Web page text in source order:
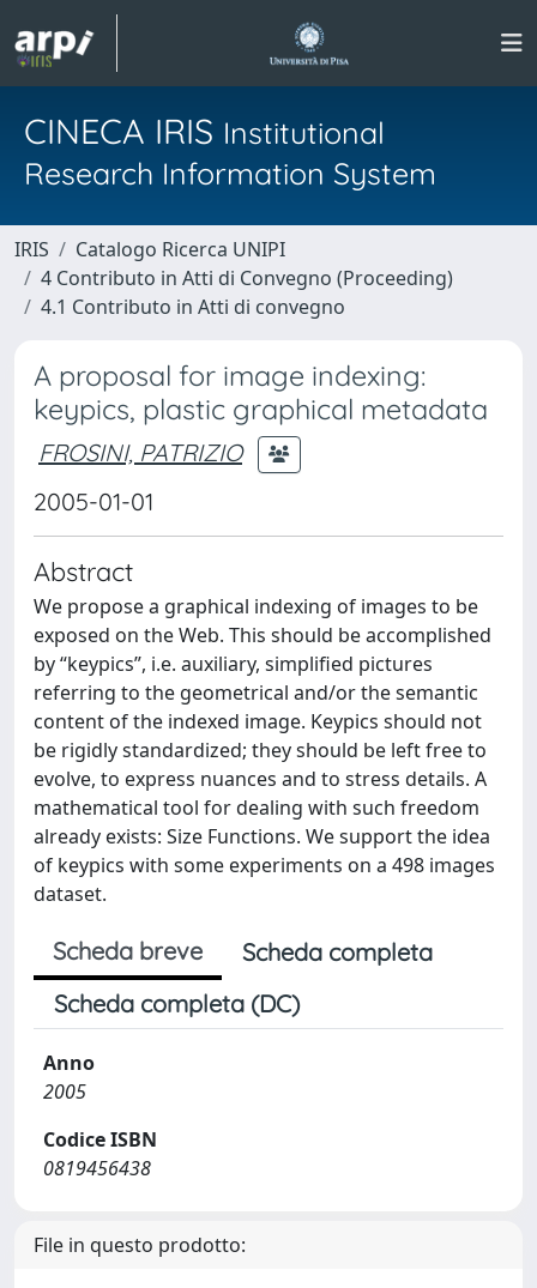
CINECA IRIS Institutional
Research Information System
IRIS
Catalogo Ricerca UNIPI
4 Contributo in Atti di Convegno (Proceeding)
4.1 Contributo in Atti di convegno
A proposal for image indexing:
keypics, plastic graphical metadata
FROSINI, PATRIZIO
2005-01-01
Abstract
We propose a graphical indexing of images to be
exposed on the Web. This should be accomplished
by “keypics”, i.e. auxiliary, simplified pictures
referring to the geometrical and/or the semantic
content of the indexed image. Keypics should not
be rigidly standardized; they should be left free to
evolve, to express nuances and to stress details. A
mathematical tool for dealing with such freedom
already exists: Size Functions. We support the idea
of keypics with some experiments on a 498 images
dataset.
Scheda breve
Scheda completa
Scheda completa (DC)
Anno
2005
Codice ISBN
0819456438
File in questo prodotto: